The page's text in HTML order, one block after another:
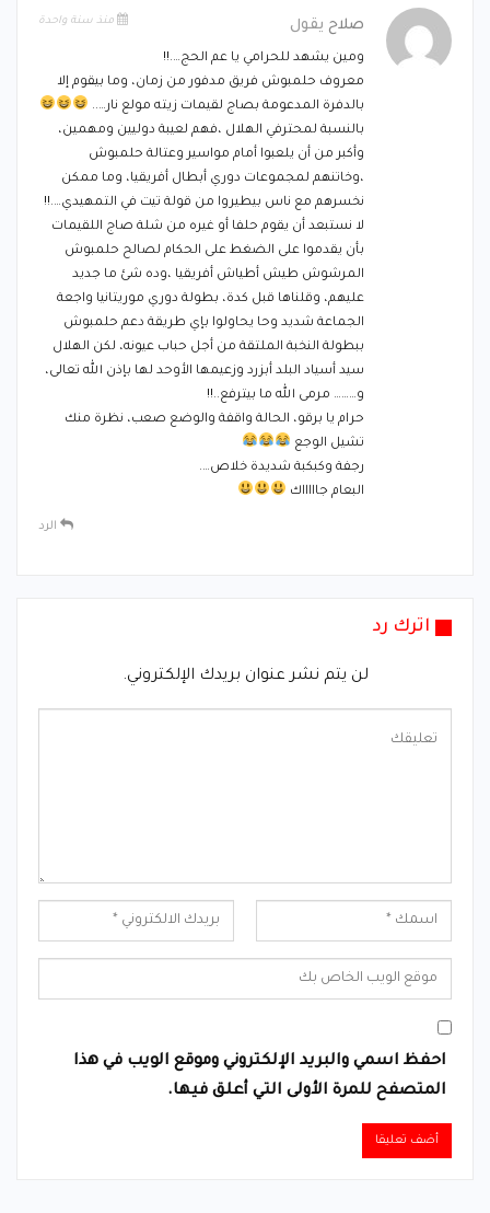
صلاح يقول منذ سنة واحدة
ومين يشهد للحرامي يا عم الحج….!!
معروف حلمبوش فريق مدفور من زمان، وما بيقوم إلا
بالدفرة المدعومة بصاج لقيمات زيته مولع نار…..
بالنسبة لمحترفي الهلال ،فهم لعيبة دوليين ومهمين،
وأكبر من أن يلعبوا أمام مواسير وعتالة حلمبوش
،وخاتنهم لمجموعات دوري أبطال أفريقيا، وما ممكن
نخسرهم مع ناس بيطيروا من قولة تيت في التمهيدي….!!
لا نستبعد أن يقوم حلفا أو غيره من شلة صاج اللقيمات
بأن يقدموا على الضغط على الحكام لصالح حلمبوش
المرشوش طيش أطياش أفريقيا ،وده شئ ما جديد
عليهم، وقلناها قبل كدة، بطولة دوري موريتانيا واجعة
الجماعة شديد وحا يحاولوا بإي طريقة دعم حلمبوش
ببطولة النخبة الملتقة من أجل حباب عيونه، لكن الهلال
سيد أسياد البلد أبزرد وزعيمها الأوحد لها بإذن الله تعالى،
و……… مرمى الله ما بيترفع..!!
حرام يا برقو، الحالة واقفة والوضع صعب، نظرة منك
تشيل الوجع
رجفة وكبكبة شديدة خلاص….
البعام جاااااك
الرد
اترك رد
لن يتم نشر عنوان بريدك الإلكتروني.
احفظ اسمي والبريد الإلكتروني وموقع الويب في هذا
المتصفح للمرة الأولى التي أعلق فيها.